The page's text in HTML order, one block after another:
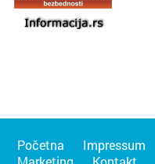
Početna Impressum